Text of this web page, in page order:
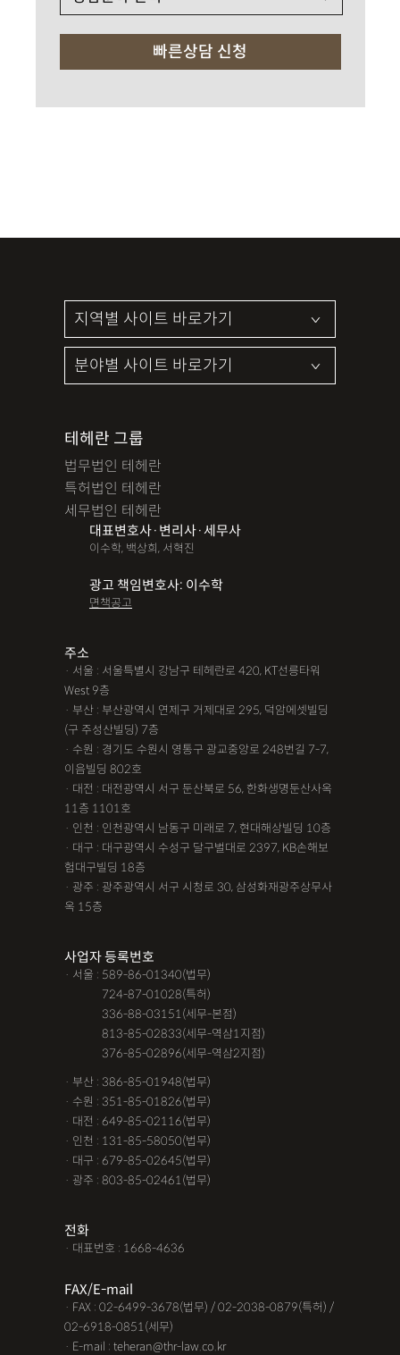
테헤란 그룹
법무법인 테헤란
특허법인 테헤란
세무법인 테헤란
대표변호사·변리사·세무사
이수학, 백상희, 서혁진
광고 책임변호사: 이수학
면책공고
주소
· 서울 : 서울특별시 강남구 테헤란로 420, KT선릉타워
West 9층
· 부산 : 부산광역시 연제구 거제대로 295, 덕암에셋빌딩
(구 주성산빌딩) 7층
· 수원 : 경기도 수원시 영통구 광교중앙로 248번길 7-7,
이음빌딩 802호
· 대전 : 대전광역시 서구 둔산북로 56, 한화생명둔산사옥
11층 1101호
· 인천 : 인천광역시 남동구 미래로 7, 현대해상빌딩 10층
· 대구 : 대구광역시 수성구 달구벌대로 2397, KB손해보
험대구빌딩 18층
· 광주 : 광주광역시 서구 시청로 30, 삼성화재광주상무사
옥 15층
사업자 등록번호
· 서울 : 589-86-01340(법무)
724-87-01028(특허)
336-88-03151(세무-본점)
813-85-02833(세무-역삼1지점)
376-85-02896(세무-역삼2지점)
· 부산 : 386-85-01948(법무)
· 수원 : 351-85-01826(법무)
· 대전 : 649-85-02116(법무)
· 인천 : 131-85-58050(법무)
· 대구 : 679-85-02645(법무)
· 광주 : 803-85-02461(법무)
전화
· 대표번호 : 1668-4636
FAX/E-mail
· FAX : 02-6499-3678(법무) / 02-2038-0879(특허) /
02-6918-0851(세무)
· E-mail : teheran@thr-law.co.kr